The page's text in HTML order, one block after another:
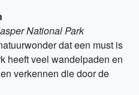
National Park
dat een must is
heeft veel wandelpaden en
verkennen die door de